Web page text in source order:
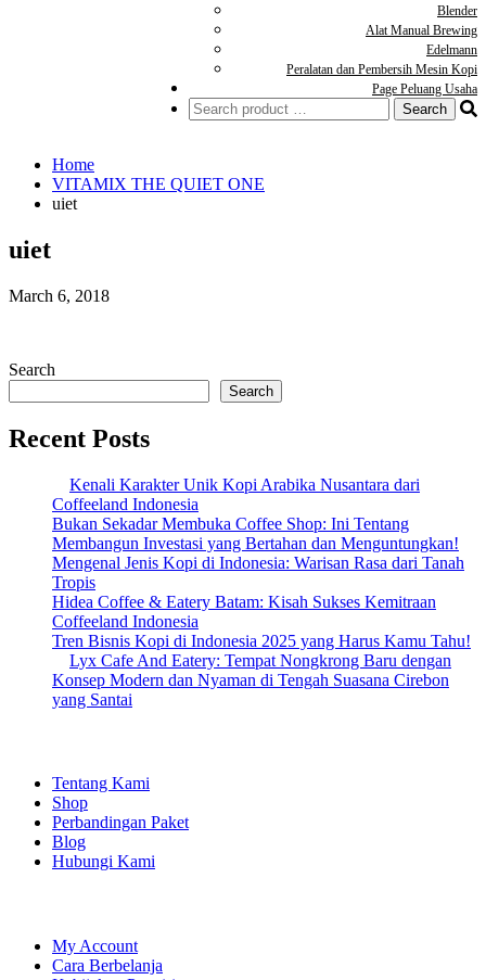
Blender
Alat Manual Brewing
Edelmann
Peralatan dan Pembersih Mesin Kopi
Page Peluang Usaha
Home
VITAMIX THE QUIET ONE
uiet
uiet
March 6, 2018
Search
Search
Recent Posts
Kenali Karakter Unik Kopi Arabika Nusantara dari
Coffeeland Indonesia
Bukan Sekadar Membuka Coffee Shop: Ini Tentang
Membangun Investasi yang Bertahan dan Menguntungkan!
Mengenal Jenis Kopi di Indonesia: Warisan Rasa dari Tanah
Tropis
Hidea Coffee & Eatery Batam: Kisah Sukses Kemitraan
Coffeeland Indonesia
Tren Bisnis Kopi di Indonesia 2025 yang Harus Kamu Tahu!
Lyx Cafe And Eatery: Tempat Nongkrong Baru dengan
Konsep Modern dan Nyaman di Tengah Suasana Cirebon
yang Santai
Tentang Kami
Shop
Perbandingan Paket
Blog
Hubungi Kami
My Account
Cara Berbelanja